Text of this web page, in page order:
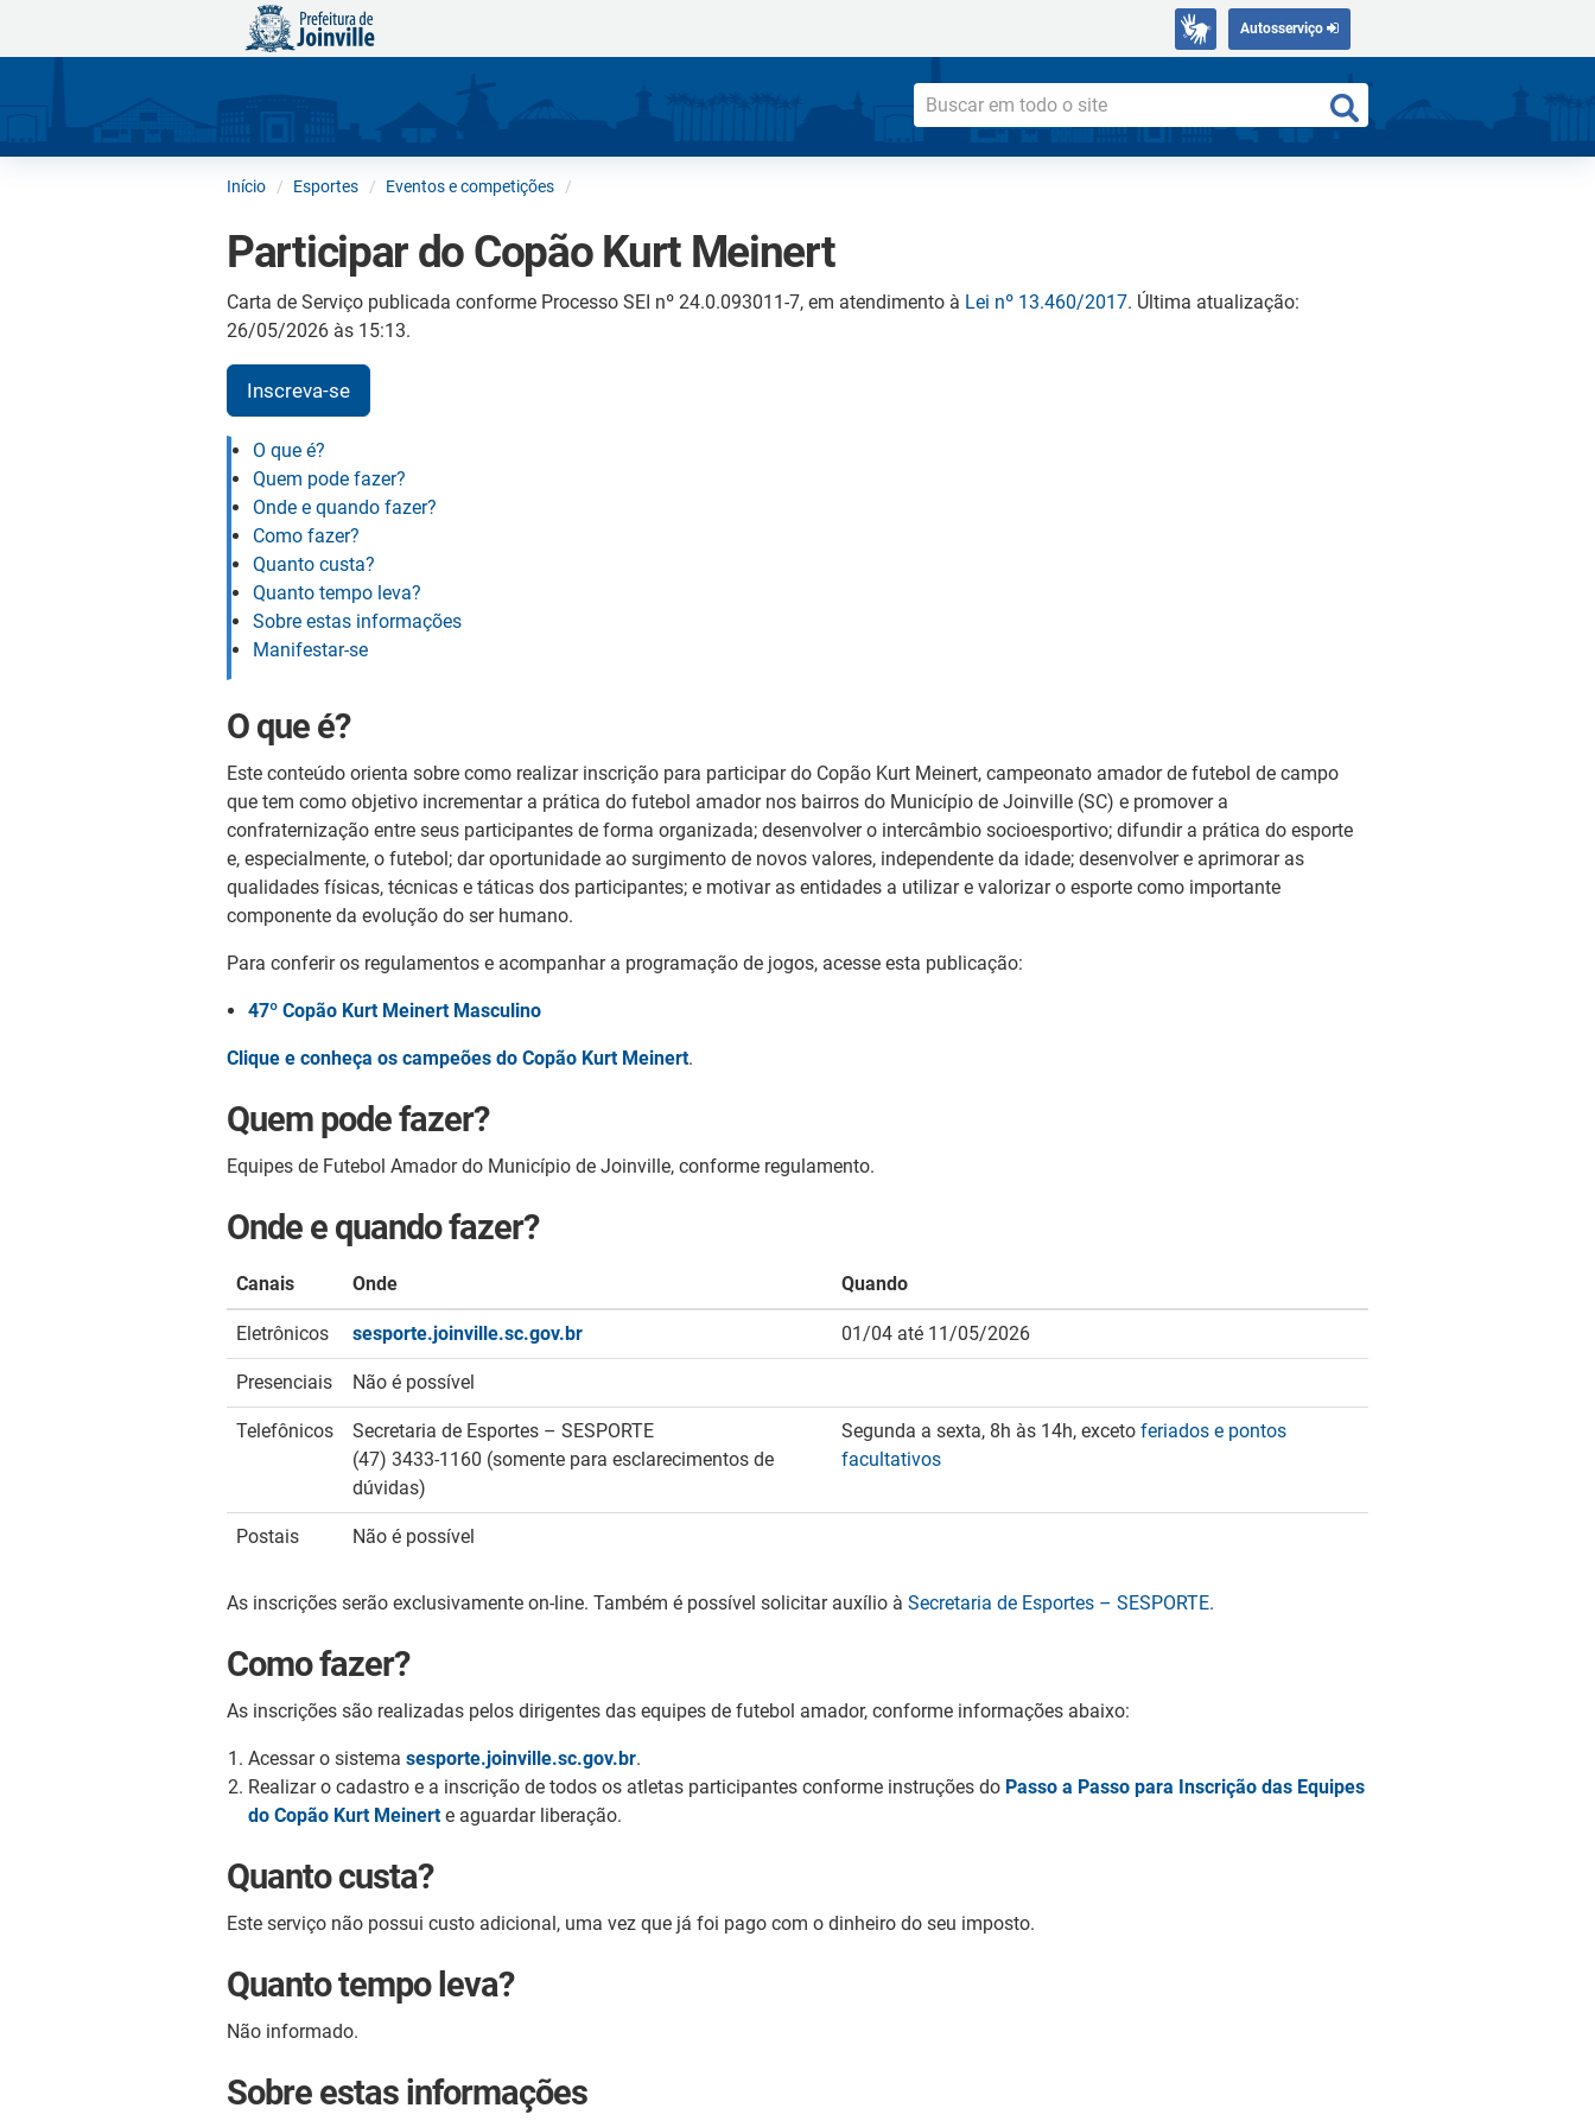
Autosserviço
Início Esportes Eventos e competições
Participar do Copão Kurt Meinert
Carta de Serviço publicada conforme Processo SEI nº 24.0.093011-7, em atendimento à Lei nº 13.460/2017. Última atualização:
26/05/2026 às 15:13.
Inscreva-se
O que é?
Quem pode fazer?
Onde e quando fazer?
Como fazer?
Quanto custa?
Quanto tempo leva?
Sobre estas informações
Manifestar-se
O que é?
Este conteúdo orienta sobre como realizar inscrição para participar do Copão Kurt Meinert, campeonato amador de futebol de campo
que tem como objetivo incrementar a prática do futebol amador nos bairros do Município de Joinville (SC) e promover a
confraternização entre seus participantes de forma organizada; desenvolver o intercâmbio socioesportivo; difundir a prática do esporte
e, especialmente, o futebol; dar oportunidade ao surgimento de novos valores, independente da idade; desenvolver e aprimorar as
qualidades físicas, técnicas e táticas dos participantes; e motivar as entidades a utilizar e valorizar o esporte como importante
componente da evolução do ser humano.
Para conferir os regulamentos e acompanhar a programação de jogos, acesse esta publicação:
47º Copão Kurt Meinert Masculino
Clique e conheça os campeões do Copão Kurt Meinert.
Quem pode fazer?
Equipes de Futebol Amador do Município de Joinville, conforme regulamento.
Onde e quando fazer?
Canais Onde Quando
Eletrônicos sesporte.joinville.sc.gov.br 01/04 até 11/05/2026
Presenciais Não é possível
Telefônicos
Secretaria de Esportes – SESPORTE
(47) 3433-1160 (somente para esclarecimentos de
dúvidas)
Segunda a sexta, 8h às 14h, exceto feriados e pontos
facultativos
Postais Não é possível
As inscrições serão exclusivamente on-line. Também é possível solicitar auxílio à Secretaria de Esportes – SESPORTE.
Como fazer?
As inscrições são realizadas pelos dirigentes das equipes de futebol amador, conforme informações abaixo:
Acessar o sistema sesporte.joinville.sc.gov.br.
Realizar o cadastro e a inscrição de todos os atletas participantes conforme instruções do Passo a Passo para Inscrição das Equipes
do Copão Kurt Meinerte aguardar liberação.
Quanto custa?
Este serviço não possui custo adicional, uma vez que já foi pago com o dinheiro do seu imposto.
Quanto tempo leva?
Não informado.
Sobre estas informações